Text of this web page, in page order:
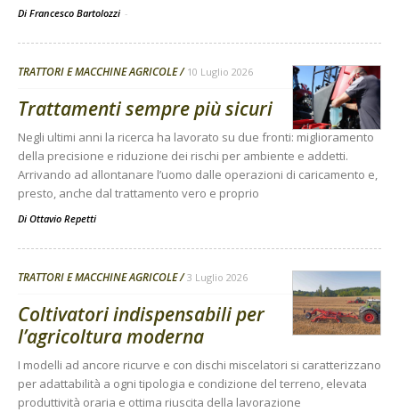
Di Francesco Bartolozzi -
TRATTORI E MACCHINE AGRICOLE 10 Luglio 2026
Trattamenti sempre più sicuri
Negli ultimi anni la ricerca ha lavorato su due fronti: miglioramento
della precisione e riduzione dei rischi per ambiente e addetti.
Arrivando ad allontanare l’uomo dalle operazioni di caricamento e,
presto, anche dal trattamento vero e proprio
Di Ottavio Repetti
TRATTORI E MACCHINE AGRICOLE 3 Luglio 2026
Coltivatori indispensabili per
l’agricoltura moderna
I modelli ad ancore ricurve e con dischi miscelatori si caratterizzano
per adattabilità a ogni tipologia e condizione del terreno, elevata
produttività oraria e ottima riuscita della lavorazione